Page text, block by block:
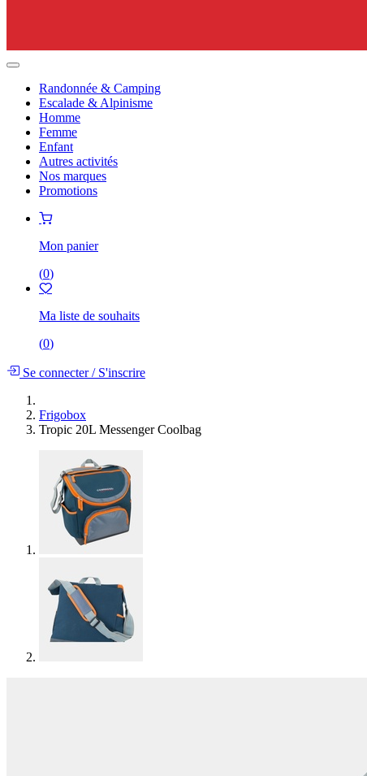
Randonnée & Camping
Escalade & Alpinisme
Homme
Femme
Enfant
Autres activités
Nos marques
Promotions
Mon panier
(0)
Ma liste de souhaits
(0)
Se connecter/S'inscrire
Frigobox
Tropic 20L Messenger Coolbag